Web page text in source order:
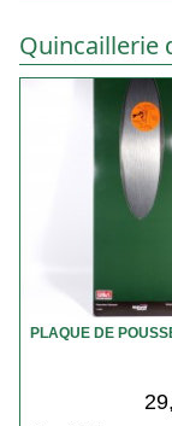
Quincaillerie
PLAQUE DE